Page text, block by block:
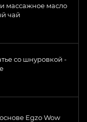
массажное масло
чай
со шнуровкой -
Egzo Wow